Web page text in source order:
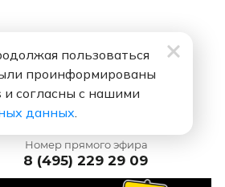
Номер прямого эфира
8 (495) 229 29 09
пользоваться
проинформированы
и согласны с нашими
данных.